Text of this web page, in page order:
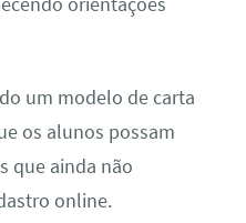
um modelo de carta
os alunos possam
que ainda não
online.